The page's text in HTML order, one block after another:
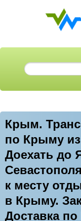
Крым.
по Крыму из
Доехать до
к месту
в Крыму.
Доставка